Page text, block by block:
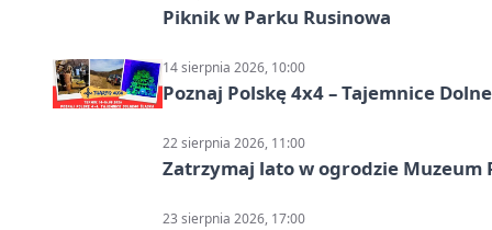
Piknik w Parku Rusinowa
14 sierpnia 2026, 10:00
Poznaj Polskę 4x4 – Tajemnice
22 sierpnia 2026, 11:00
Zatrzymaj lato w ogrodzie Muzeum
23 sierpnia 2026, 17:00